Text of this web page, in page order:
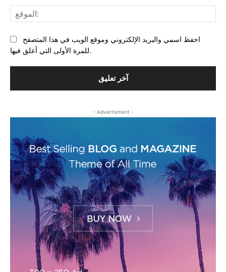
احفظ اسمي والبريد الإلكتروني وموقع الويب في هذا المتصفح
للمرة الأولى التي أعلق فيها.
- Advertisment -